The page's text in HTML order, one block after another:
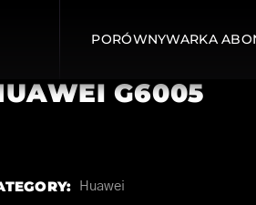
PORÓWNYWARKA
G6005
Huawei